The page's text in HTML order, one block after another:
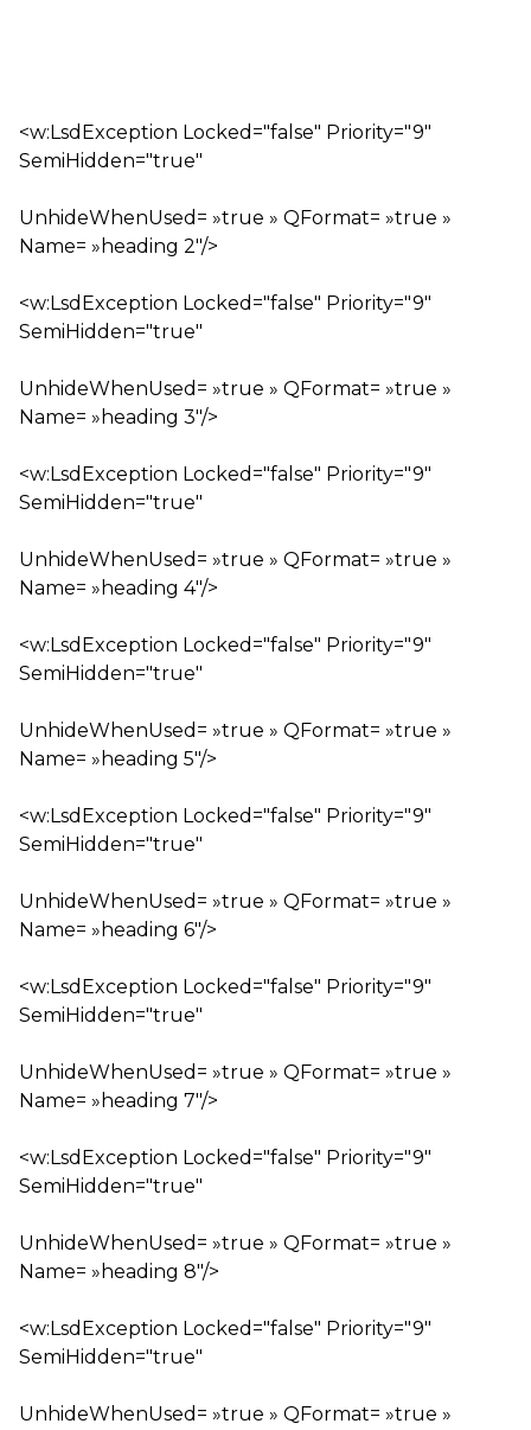
<w:LsdException Locked="false" Priority="9"
SemiHidden="true"
UnhideWhenUsed= »true » QFormat= »true »
Name= »heading 2″/>
<w:LsdException Locked="false" Priority="9"
SemiHidden="true"
UnhideWhenUsed= »true » QFormat= »true »
Name= »heading 3″/>
<w:LsdException Locked="false" Priority="9"
SemiHidden="true"
UnhideWhenUsed= »true » QFormat= »true »
Name= »heading 4″/>
<w:LsdException Locked="false" Priority="9"
SemiHidden="true"
UnhideWhenUsed= »true » QFormat= »true »
Name= »heading 5″/>
<w:LsdException Locked="false" Priority="9"
SemiHidden="true"
UnhideWhenUsed= »true » QFormat= »true »
Name= »heading 6″/>
<w:LsdException Locked="false" Priority="9"
SemiHidden="true"
UnhideWhenUsed= »true » QFormat= »true »
Name= »heading 7″/>
<w:LsdException Locked="false" Priority="9"
SemiHidden="true"
UnhideWhenUsed= »true » QFormat= »true »
Name= »heading 8″/>
<w:LsdException Locked="false" Priority="9"
SemiHidden="true"
UnhideWhenUsed= »true » QFormat= »true »